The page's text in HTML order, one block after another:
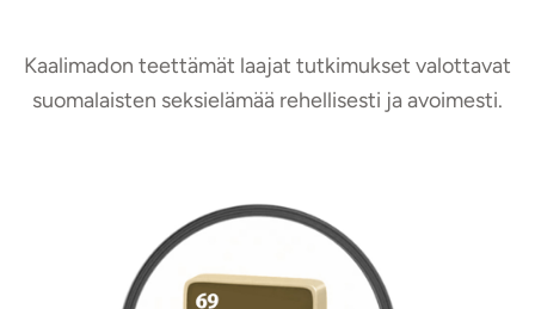
Kaalimadon teettämät laajat tutkimukset valottavat
suomalaisten seksielämää rehellisesti ja avoimesti.